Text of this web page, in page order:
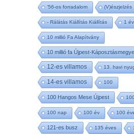
'56-os forradalom (V)észjelzés
- Rálátás Kiállítás Kiállítás 1 év
10 millió Fa Alapítvány
10 millió fa Újpest-
12-es villamos 13. havi
14-es villamos 100
100 Hangos Mese Újpest
100 nap 100 év 100
121-es busz 135 éves